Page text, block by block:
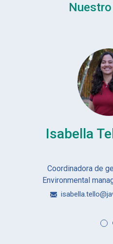
Isabella
Coordinadora de
Environmental